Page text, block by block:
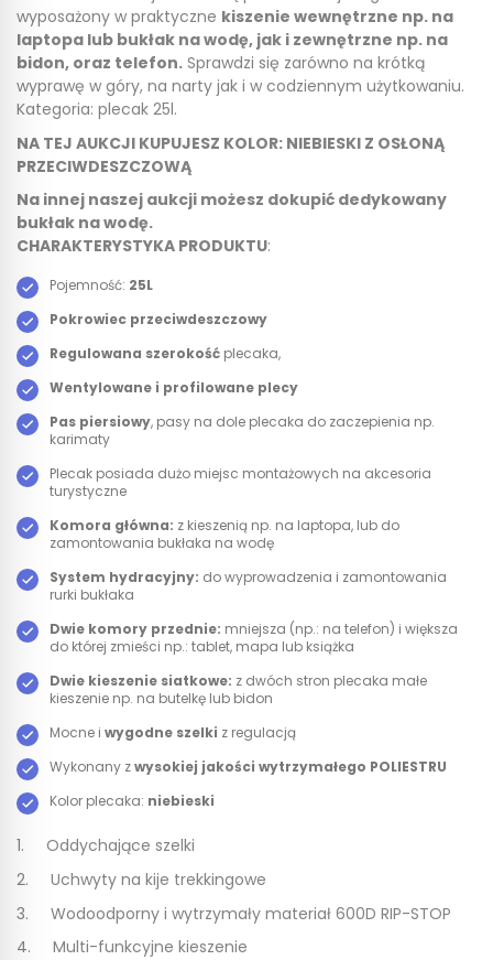
wyposażony w praktyczne kiszenie wewnętrzne np. na
laptopa lub bukłak na wodę, jak i zewnętrzne np. na
bidon, oraz telefon. Sprawdzi się zarówno na krótką
wyprawę w góry, na narty jak i w codziennym użytkowaniu.
Kategoria: plecak 25l.
NA TEJ AUKCJI KUPUJESZ KOLOR: NIEBIESKI Z OSŁONĄ
PRZECIWDESZCZOWĄ
Na innej naszej aukcji możesz dokupić dedykowany
bukłak na wodę.
CHARAKTERYSTYKA PRODUKTU:
Pojemność: 25L
Pokrowiec przeciwdeszczowy
Regulowana szerokość plecaka,
Wentylowane i profilowane plecy
Pas piersiowy, pasy na dole plecaka do zaczepienia np.
karimaty
Plecak posiada dużo miejsc montażowych na akcesoria
turystyczne
Komora główna: z kieszenią np. na laptopa, lub do
zamontowania bukłaka na wodę
System hydracyjny: do wyprowadzenia i zamontowania
rurki bukłaka
Dwie komory przednie: mniejsza (np.: na telefon) i większa
do której zmieści np.: tablet, mapa lub książka
Dwie kieszenie siatkowe: z dwóch stron plecaka małe
kieszenie np. na butelkę lub bidon
Mocne i wygodne szelki z regulacją
Wykonany zwysokiej jakości wytrzymałego POLIESTRU
Kolor plecaka: niebieski
1. Oddychające szelki
2. Uchwyty na kije trekkingowe
3. Wodoodporny i wytrzymały materiał 600D RIP-STOP
4. Multi-funkcyjne kieszenie